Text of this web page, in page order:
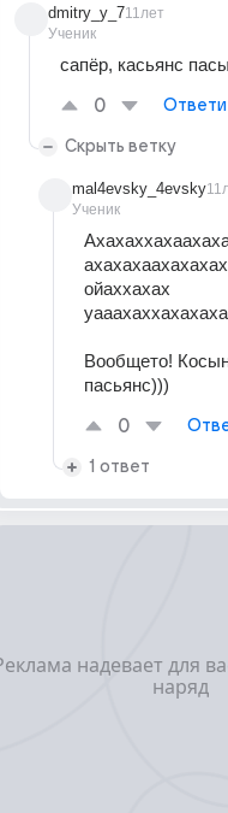
dmitry_y_7
Ученик
11лет
сапёр, касьянс
0
Скрыть ветку
mal4evsky_4evsky
Ученик
ойаххахах
Вообщето!
пасьянс)))
0
1 ответ